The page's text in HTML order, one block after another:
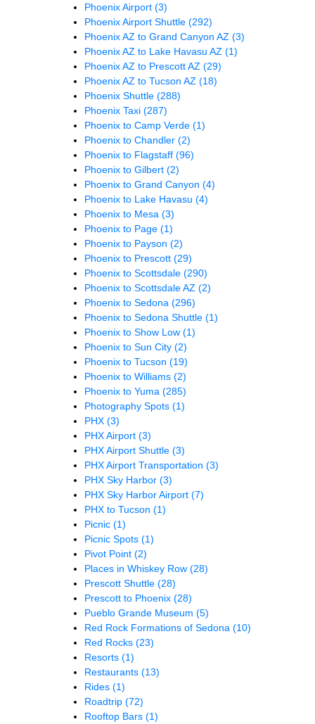
Phoenix Airport (3)
Phoenix Airport Shuttle (292)
Phoenix AZ to Grand Canyon AZ (3)
Phoenix AZ to Lake Havasu AZ (1)
Phoenix AZ to Prescott AZ (29)
Phoenix AZ to Tucson AZ (18)
Phoenix Shuttle (288)
Phoenix Taxi (287)
Phoenix to Camp Verde (1)
Phoenix to Chandler (2)
Phoenix to Flagstaff (96)
Phoenix to Gilbert (2)
Phoenix to Grand Canyon (4)
Phoenix to Lake Havasu (4)
Phoenix to Mesa (3)
Phoenix to Page (1)
Phoenix to Payson (2)
Phoenix to Prescott (29)
Phoenix to Scottsdale (290)
Phoenix to Scottsdale AZ (2)
Phoenix to Sedona (296)
Phoenix to Sedona Shuttle (1)
Phoenix to Show Low (1)
Phoenix to Sun City (2)
Phoenix to Tucson (19)
Phoenix to Williams (2)
Phoenix to Yuma (285)
Photography Spots (1)
PHX (3)
PHX Airport (3)
PHX Airport Shuttle (3)
PHX Airport Transportation (3)
PHX Sky Harbor (3)
PHX Sky Harbor Airport (7)
PHX to Tucson (1)
Picnic (1)
Picnic Spots (1)
Pivot Point (2)
Places in Whiskey Row (28)
Prescott Shuttle (28)
Prescott to Phoenix (28)
Pueblo Grande Museum (5)
Red Rock Formations of Sedona (10)
Red Rocks (23)
Resorts (1)
Restaurants (13)
Rides (1)
Roadtrip (72)
Rooftop Bars (1)